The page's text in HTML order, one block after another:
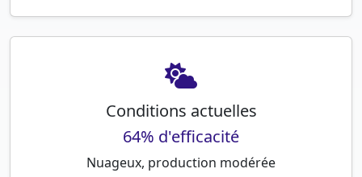
Conditions actuelles
64% d'efficacité
Nuageux, production modérée